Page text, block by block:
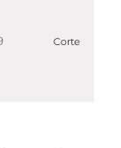
Corte